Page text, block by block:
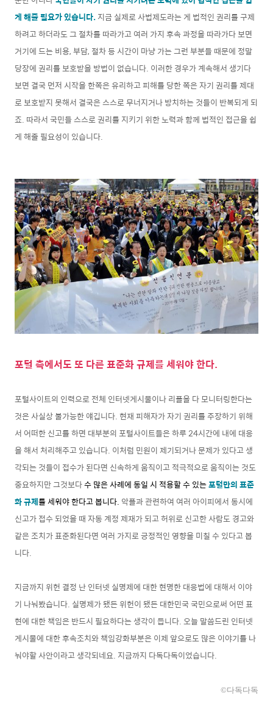
게 해줄 필요가 있습니다.지금 실제로 사법제도라는 게 법적인 권리를 구제
하려고 하더라도 그 절차를 따라가고 여러 가지 후속 과정을 따라가다 보면
거기에 드는 비용, 부담, 절차 등 시간이 마냥 가는 그런 부분들 때문에 정말
당장에 권리를 보호받을 방법이 없습니다. 이러한 경우가 계속해서 생기다
보면 결국 먼저 시작을 한쪽은 유리하고 피해를 당한 쪽은 자기 권리를 제대
로 보호받지 못해서 결국은 스스로 무너지거나 방치하는 것들이 반복되게 되
죠. 따라서 국민들 스스로 권리를 지키기 위한 노력과 함께 법적인 접근을 쉽
게 해줄 필요성이 있습니다.
포털 측에서도 또 다른 표준화 규제를 세워야 한다.
포털사이트의 인력으로 전체 인터넷게시물이나 리플을 다 모니터링한다는
것은 사실상 불가능한 얘깁니다. 현재 피해자가 자기 권리를 주장하기 위해
서 어떠한 신고를 하면 대부분의 포털사이트들은 하루 24시간에 내에 대응
을 해서 처리해주고 있습니다. 이처럼 민원이 제기되거나 문제가 있다고 생
각되는 것들이 접수가 된다면 신속하게 움직이고 적극적으로 움직이는 것도
중요하지만 그것보다수 많은 사례에 동일 시 적용할 수 있는포털만의 표준
화 규제를 세워야 한다고 봅니다. 악플과 관련하여 여러 아이피에서 동시에
신고가 접수 되었을 때 자동 계정 제재가 되고 허위로 신고한 사람도 경고와
같은 조치가 표준화된다면 여러 가지로 긍정적인 영향을 미칠 수 있다고 봅
니다.
지금까지 위헌 결정 난 인터넷 실명제에 대한 현명한 대응법에 대해서 이야
기 나눠봤습니다. 실명제가 됐든 위헌이 됐든 대한민국 국민으로써 어떤 표
현에 대한 책임은 반드시 필요하다는 생각이 듭니다. 오늘 말씀드린 인터넷
게시물에 대한 후속조치와 책임강화부분은 이제 앞으로도 많은 이야기를 나
눠야할 사안이라고 생각되네요. 지금까지 다독다독이었습니다.
©다독다독